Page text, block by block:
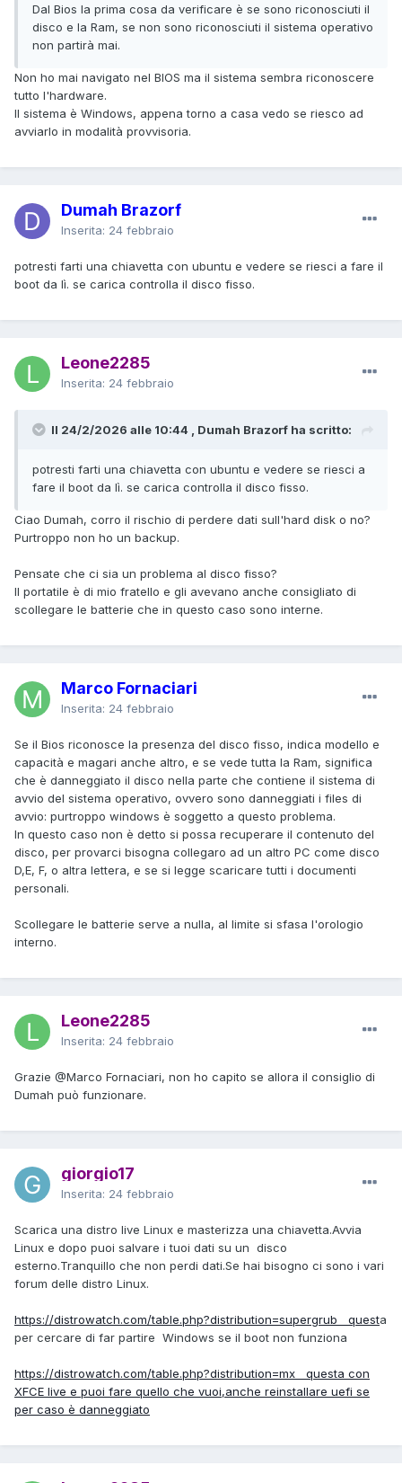
Dal Bios la prima cosa da verificare è se sono riconosciuti il
disco e la Ram, se non sono riconosciuti il sistema operativo
non partirà mai.
Non ho mai navigato nel BIOS ma il sistema sembra riconoscere
tutto l'hardware.
Il sistema è Windows, appena torno a casa vedo se riesco ad
avviarlo in modalità provvisoria.
Dumah Brazorf
Inserita: 24 febbraio
potresti farti una chiavetta con ubuntu e vedere se riesci a fare il
boot da lì. se carica controlla il disco fisso.
Leone2285
Inserita: 24 febbraio
Il 24/2/2026 alle 10:44 , Dumah Brazorf ha scritto:
potresti farti una chiavetta con ubuntu e vedere se riesci a
fare il boot da lì. se carica controlla il disco fisso.
Ciao Dumah, corro il rischio di perdere dati sull'hard disk o no?
Purtroppo non ho un backup.
Pensate che ci sia un problema al disco fisso?
Il portatile è di mio fratello e gli avevano anche consigliato di
scollegare le batterie che in questo caso sono interne.
Marco Fornaciari
Inserita: 24 febbraio
Se il Bios riconosce la presenza del disco fisso, indica modello e
capacità e magari anche altro, e se vede tutta la Ram, significa
che è danneggiato il disco nella parte che contiene il sistema di
avvio del sistema operativo, ovvero sono danneggiati i files di
avvio: purtroppo windows è soggetto a questo problema.
In questo caso non è detto si possa recuperare il contenuto del
disco, per provarci bisogna collegaro ad un altro PC come disco
D,E, F, o altra lettera, e se si legge scaricare tutti i documenti
personali.
Scollegare le batterie serve a nulla, al limite si sfasa l'orologio
interno.
Leone2285
Inserita: 24 febbraio
Grazie @Marco Fornaciari, non ho capito se allora il consiglio di
Dumah può funzionare.
giorgio17
Inserita: 24 febbraio
Scarica una distro live Linux e masterizza una chiavetta.Avvia
Linux e dopo puoi salvare i tuoi dati su un disco
esterno.Tranquillo che non perdi dati.Se hai bisogno ci sono i vari
forum delle distro Linux.
https://distrowatch.com/table.php?distribution=supergrub questa
per cercare di far partire Windows se il boot non funziona
https://distrowatch.com/table.php?distribution=mx questa con
XFCE live e puoi fare quello che vuoi,anche reinstallare uefi se
per caso è danneggiato